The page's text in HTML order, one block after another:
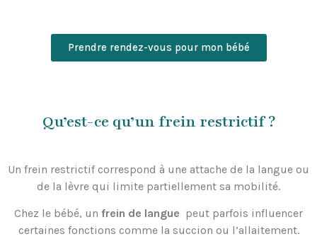
Prendre rendez-vous pour mon bébé
Qu’est-ce qu’un frein restrictif ?
Un frein restrictif correspond à une attache de la langue ou
de la lèvre qui limite partiellement sa mobilité.
Chez le bébé, un frein de langue peut parfois influencer
certaines fonctions comme la succion ou l’allaitement.